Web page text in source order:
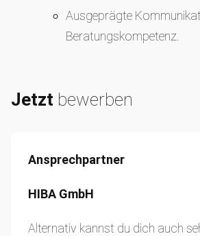
Ausgeprägte
Beratungskompetenz.
Jetzt bewerben
Ansprechpartner
HIBA GmbH
Alternativ kannst du dich auch